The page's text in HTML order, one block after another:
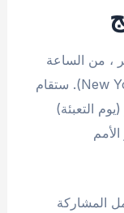
يوم الاثنين ، 19 سبتمبر ، من الساعة
10:00 صباحًا حتى 7:00 مساءً (New York EDT). ستقام
الجمعة 16 سبتمبر (يوم التعبئة)
الأمم
المشاركة